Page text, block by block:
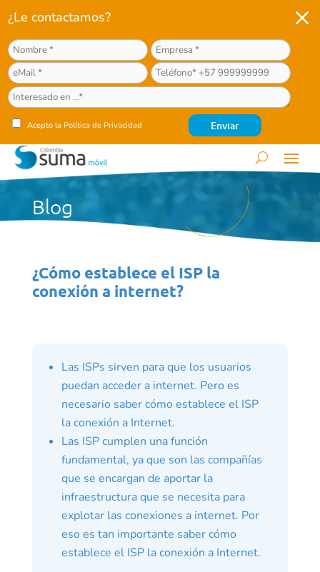
¿Le contactamos?
Acepto la Política de Privacidad
M
Blog
¿Cómo establece el ISP la
conexión a internet?
Las ISPs sirven para que los usuarios
puedan acceder a internet. Pero es
necesario saber cómo establece el ISP
la conexión a Internet.
Las ISP cumplen una función
fundamental, ya que son las compañías
que se encargan de aportar la
infraestructura que se necesita para
explotar las conexiones a internet. Por
eso es tan importante saber cómo
establece el ISP la conexión a Internet.